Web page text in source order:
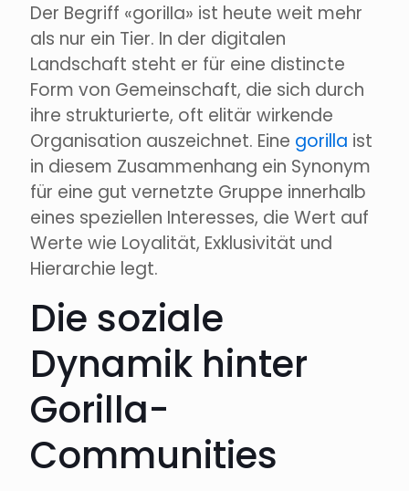
Der Begriff «goriIIa» ist heute weit mehr
als nur ein Tier. In der digitalen
Landschaft steht er für eine distincte
Form von Gemeinschaft, die sich durch
ihre strukturierte, oft elitär wirkende
Organisation auszeichnet. Eine gorilla ist
in diesem Zusammenhang ein Synonym
für eine gut vernetzte Gruppe innerhalb
eines speziellen Interesses, die Wert auf
Werte wie Loyalität, Exklusivität und
Hierarchie legt.
Die soziale
Dynamik hinter
Gorilla-
Communities